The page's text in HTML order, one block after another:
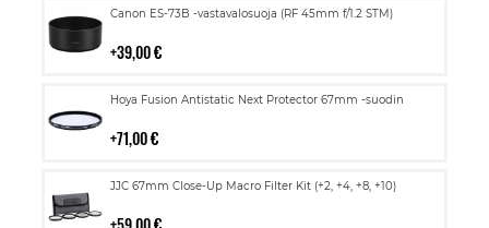
Canon ES-73B -vastavalosuoja (RF 45mm f/1.2 STM)
39,00 €
Lisää
Hoya Fusion Antistatic Next Protector 67mm -suodin
71,00 €
Lisää
JJC 67mm Close-Up Macro Filter Kit (+2, +4, +8, +10)
Lisää